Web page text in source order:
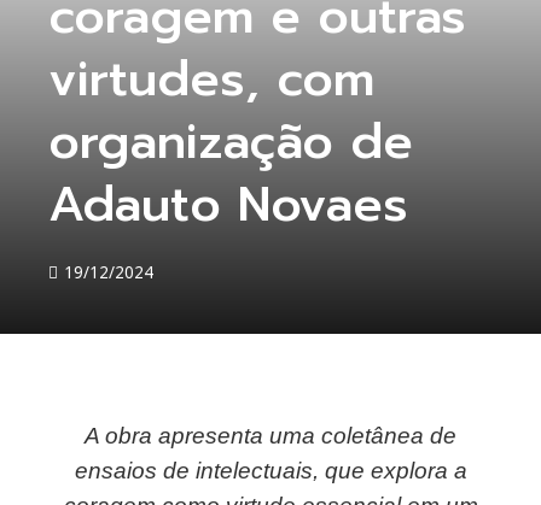
coragem e outras
virtudes, com
organização de
Adauto Novaes
19/12/2024
A obra apresenta uma coletânea de
ensaios de intelectuais, que explora a